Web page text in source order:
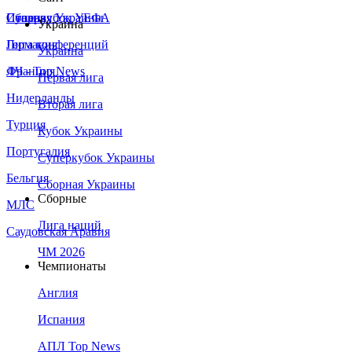
Сборная Украины
Италия
Германия
Франция
Нидерланды
Турция
Португалия
Бельгия
МЛС
Саудовская Аравия
Суперкубок УЕФА
Лига конференций
ЛЧ - Top News
Украина
Украина
Первая лига
Вторая лига
Кубок Украины
Суперкубок Украины
Сборная Украины
Сборные
Лига наций
ЧМ 2026
Чемпионаты
Англия
Испания
АПЛ Top News